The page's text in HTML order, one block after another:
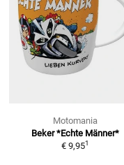
Motomania
Beker *Echte Männer*
€ 9,951